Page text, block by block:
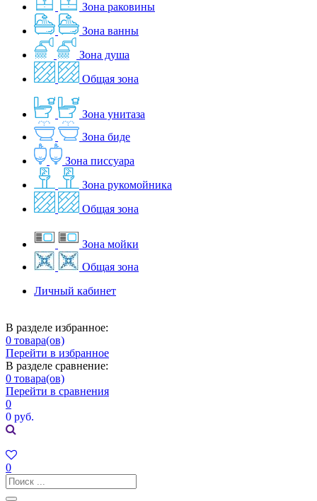
Зона раковины
Зона ванны
Зона душа
Общая зона
Зона унитаза
Зона биде
Зона писсуара
Зона рукомойника
Общая зона
Зона мойки
Общая зона
Личный кабинет
В разделе избранное:
0 товара(ов)
Перейти в избранное
В разделе сравнение:
0 товара(ов)
Перейти в сравнения
0
0 руб.
0